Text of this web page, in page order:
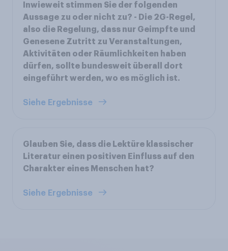
Inwieweit stimmen Sie der folgenden
Aussage zu oder nicht zu? - Die 2G-Regel,
also die Regelung, dass nur Geimpfte und
Genesene Zutritt zu Veranstaltungen,
Aktivitäten oder Räumlichkeiten haben
dürfen, sollte bundesweit überall dort
eingeführt werden, wo es möglich ist.
Siehe Ergebnisse
Glauben Sie, dass die Lektüre klassischer
Literatur einen positiven Einfluss auf den
Charakter eines Menschen hat?
Siehe Ergebnisse